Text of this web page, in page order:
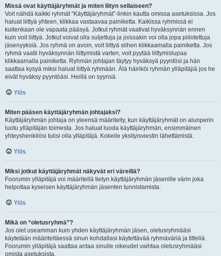
Missä ovat käyttäjäryhmät ja miten liityn sellaiseen?
Voit nähdä kaikki ryhmät “Käyttäjäryhmät”-linkin kautta omissa asetuksissa. Jos
haluat liittyä yhteen, klikkaa vastaavaa painiketta. Kaikissa ryhmissä ei
kuitenkaan ole vapaata pääsyä. Jotkut ryhmät vaativat hyväksynnän ennen
kuin voit liittyä. Jotkut voivat olla suljettuja ja joissakin voi olla jopa piilotettuja
jäsenyyksiä. Jos ryhmä on avoin, voit liittyä siihen klikkaamalla painiketta. Jos
ryhmä vaatii hyväksynnän liittymistä varten, voit pyytää liittymislupaa
klikkaamalla painiketta. Ryhmän johtajan täytyy hyväksyä pyyntösi ja hän
saattaa kysyä miksi haluat liittyä ryhmään. Älä häiriköi ryhmän ylläpitäjiä jos he
eivät hyväksy pyyntöäsi. Heillä on syynsä.
Ylös
Miten pääsen käyttäjäryhmän johtajaksi?
Käyttäjäryhmän johtaja on yleensä määritelty, kun käyttäjäryhmät on alunperin
luotu ylläpitäjän toimesta. Jos haluat luoda käyttäjäryhmän, ensimmäinen
yhteyshenkilösi tulisi olla ylläpitäjä. Kokeile yksityisviestin lähettämistä.
Ylös
Miksi jotkut käyttäjäryhmät näkyvät eri väreillä?
Foorumin ylläpitäjä voi määritellä tietyn käyttäjäryhmän jäsenille värin joka
helpottaa kyseisen käyttäjäryhmän jäsenten tunnistamista.
Ylös
Mikä on “oletusryhmä”?
Jos olet useamman kuin yhden käyttäjäryhmän jäsen, oletusryhmääsi
käytetään määriteltäessä sinun kohdallasi käytettävää ryhmäväriä ja titteliä.
Foorumin ylläpitäjä saattaa antaa sinulle oikeudet vaihtaa oletusryhmääsi
omista asetuksista.